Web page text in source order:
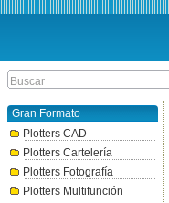
Gran Formato
Plotters CAD
Plotters Cartelería
Plotters Fotografía
Plotters Multifunción